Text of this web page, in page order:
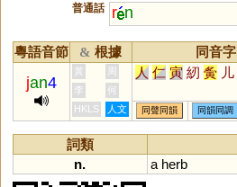
普通話
r n
粵語音節 & 根據 同音字
jan4
黃 周 人 仁 寅 紉 夤 儿
李
何
HKLS
人文 同聲同韻 同韻同調
詞類
n.
a herb